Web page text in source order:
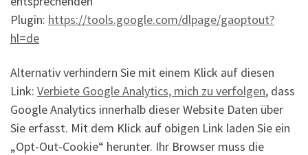
Plugin: https://tools.google.com/dlpage/gaoptout?
hl=de
Alternativ verhindern Sie mit einem Klick auf diesen
Link: Verbiete Google Analytics, mich zu verfolgen, dass
Google Analytics innerhalb dieser Website Daten über
Sie erfasst. Mit dem Klick auf obigen Link laden Sie ein
„Opt-Out-Cookie“ herunter. Ihr Browser muss die